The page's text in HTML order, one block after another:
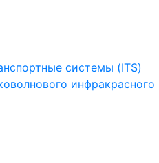
системы (ITS)
инфракрасного